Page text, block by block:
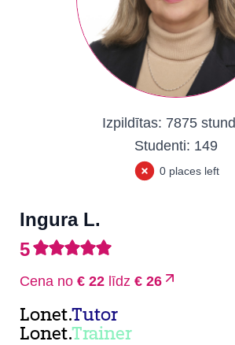
Izpildītas: 7875
Studenti: 149
0 places left
Ingura L.
5
Cena no € 22 līdz € 26
Lonet.Tutor
Lonet.Trainer